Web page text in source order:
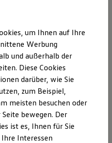
& Apps
Ihren ID. Buzz
Ihren Transporter/Caravelle
Ihren Amarok
andere Modelle
Data
Updates
und Sicherheitssysteme
5.2.2
5.3.1
3.1.0
um Ihnen auf Ihre
Werbung
und außerhalb der
Diese Cookies
darüber, wie Sie
zum Beispiel,
meisten besuchen oder
bewegen. Der
ist es, Ihnen für Sie
Interessen